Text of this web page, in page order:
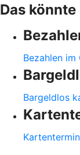
Das
Bezahlen im
Bargeldlos